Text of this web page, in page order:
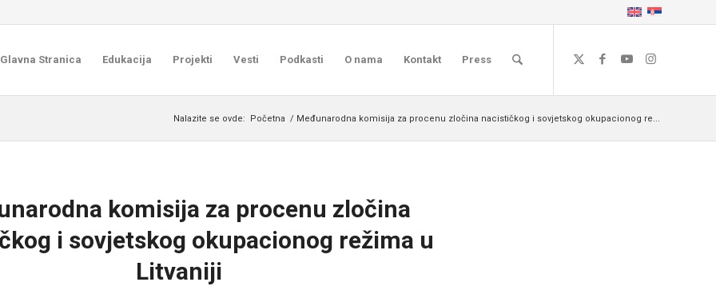
Glavna Stranica Edukacija Projekti Vesti Podkasti O nama Kontakt Press
Nalazite se ovde: Početna / Međunarodna komisija za procenu zločina nacističkog i sovjetskog okupacionog re...
komisija za procenu zločina
i sovjetskog okupacionog režima u
Litvaniji